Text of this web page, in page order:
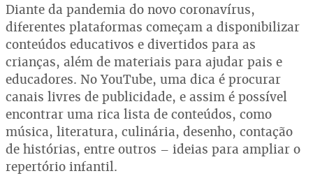
Diante da pandemia do novo coronavírus,
diferentes plataformas começam a disponibilizar
conteúdos educativos e divertidos para as
crianças, além de materiais para ajudar pais e
educadores. No YouTube, uma dica é procurar
canais livres de publicidade, e assim é possível
encontrar uma rica lista de conteúdos, como
música, literatura, culinária, desenho, contação
de histórias, entre outros – ideias para ampliar o
repertório infantil.